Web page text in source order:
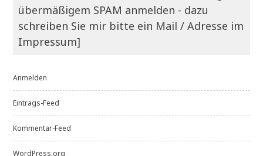
übermäßigem SPAM anmelden - dazu
schreiben Sie mir bitte ein Mail / Adresse im
Impressum]
Anmelden
Eintrags-Feed
Kommentar-Feed
WordPress.org